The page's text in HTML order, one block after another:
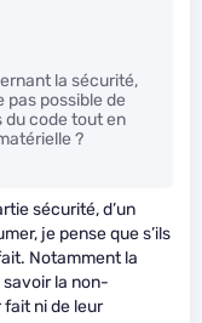
la sécurité,
pas possible de
code tout en
?
sécurité, d’un
je pense que s’ils
Notamment la
savoir la non-
fait ni de leur